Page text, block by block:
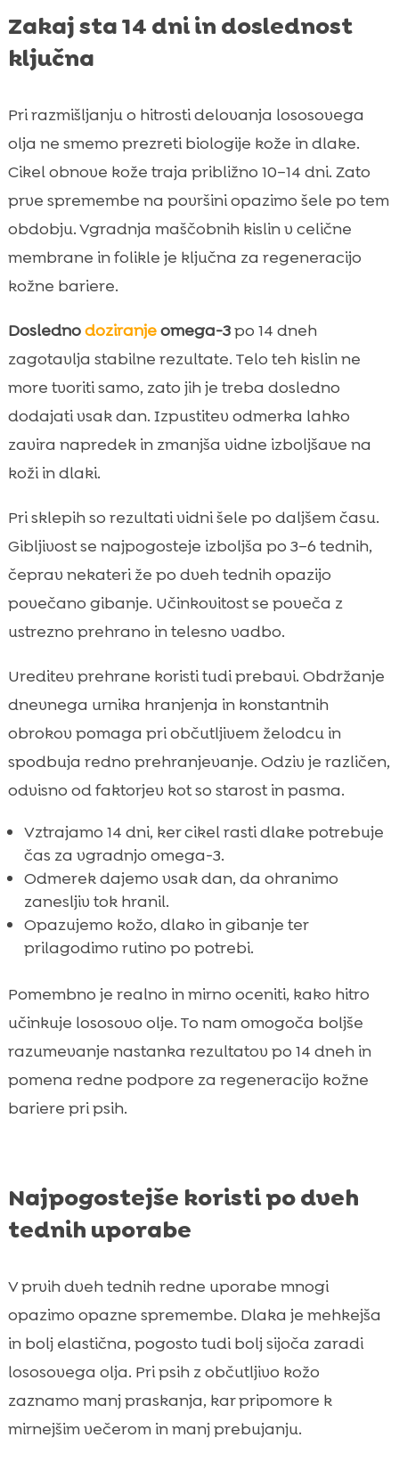
Zakaj sta 14 dni in doslednost
ključna
Pri razmišljanju o hitrosti delovanja lososovega
olja ne smemo prezreti biologije kože in dlake.
Cikel obnove kože traja približno 10–14 dni. Zato
prve spremembe na površini opazimo šele po tem
obdobju. Vgradnja maščobnih kislin v celične
membrane in folikle je ključna za regeneracijo
kožne bariere.
Doslednodoziranjeomega-3po 14 dneh
zagotavlja stabilne rezultate. Telo teh kislin ne
more tvoriti samo, zato jih je treba dosledno
dodajati vsak dan. Izpustitev odmerka lahko
zavira napredek in zmanjša vidne izboljšave na
koži in dlaki.
Pri sklepih so rezultati vidni šele po daljšem času.
Gibljivost se najpogosteje izboljša po 3–6 tednih,
čeprav nekateri že po dveh tednih opazijo
povečano gibanje. Učinkovitost se poveča z
ustrezno prehrano in telesno vadbo.
Ureditev prehrane koristi tudi prebavi. Obdržanje
dnevnega urnika hranjenja in konstantnih
obrokov pomaga pri občutljivem želodcu in
spodbuja redno prehranjevanje. Odziv je različen,
odvisno od faktorjev kot so starost in pasma.
Vztrajamo 14 dni, ker cikel rasti dlake potrebuje
čas za vgradnjo omega-3.
Odmerek dajemo vsak dan, da ohranimo
zanesljiv tok hranil.
Opazujemo kožo, dlako in gibanje ter
prilagodimo rutino po potrebi.
Pomembno je realno in mirno oceniti, kako hitro
učinkuje lososovo olje. To nam omogoča boljše
razumevanje nastanka rezultatov po 14 dneh in
pomena redne podpore za regeneracijo kožne
bariere pri psih.
Najpogostejše koristi po dveh
tednih uporabe
V prvih dveh tednih redne uporabe mnogi
opazimo opazne spremembe. Dlaka je mehkejša
in bolj elastična, pogosto tudi bolj sijoča zaradi
lososovega olja. Pri psih z občutljivo kožo
zaznamo manj praskanja, kar pripomore k
mirnejšim večerom in manj prebujanju.